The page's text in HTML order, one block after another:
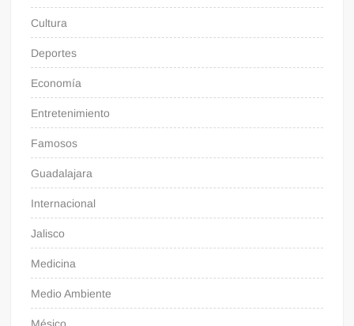
Cultura
Deportes
Economía
Entretenimiento
Famosos
Guadalajara
Internacional
Jalisco
Medicina
Medio Ambiente